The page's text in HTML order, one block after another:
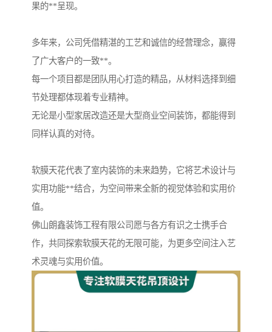
果的**呈现。
多年来，公司凭借精湛的工艺和诚信的经营理念，赢得
了广大客户的一致**。
每一个项目都是团队用心打造的精品，从材料选择到细
节处理都体现着专业精神。
无论是小型家居改造还是大型商业空间装饰，都能得到
同样认真的对待。
软膜天花代表了室内装饰的未来趋势，它将艺术设计与
实用功能**结合，为空间带来全新的视觉体验和实用价
值。
佛山朗鑫装饰工程有限公司愿与各方有识之士携手合
作，共同探索软膜天花的无限可能，为更多空间注入艺
术灵魂与实用价值。